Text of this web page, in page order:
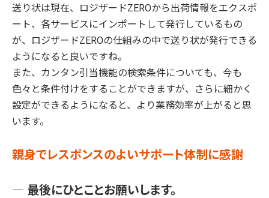
送り状は現在、ロジザードZEROから出荷情報をエクスポ
ート、各サービスにインポートして発行しているもの
が、ロジザードZEROの仕組みの中で送り状が発行できる
ようになると良いですね。
また、カンタン引当機能の検索条件についても、今も
色々と条件付けをすることができますが、さらに細かく
設定ができるようになると、より業務効率が上がると思
います。
親身でレスポンスのよいサポート体制に感謝
― 最後にひとことお願いします。